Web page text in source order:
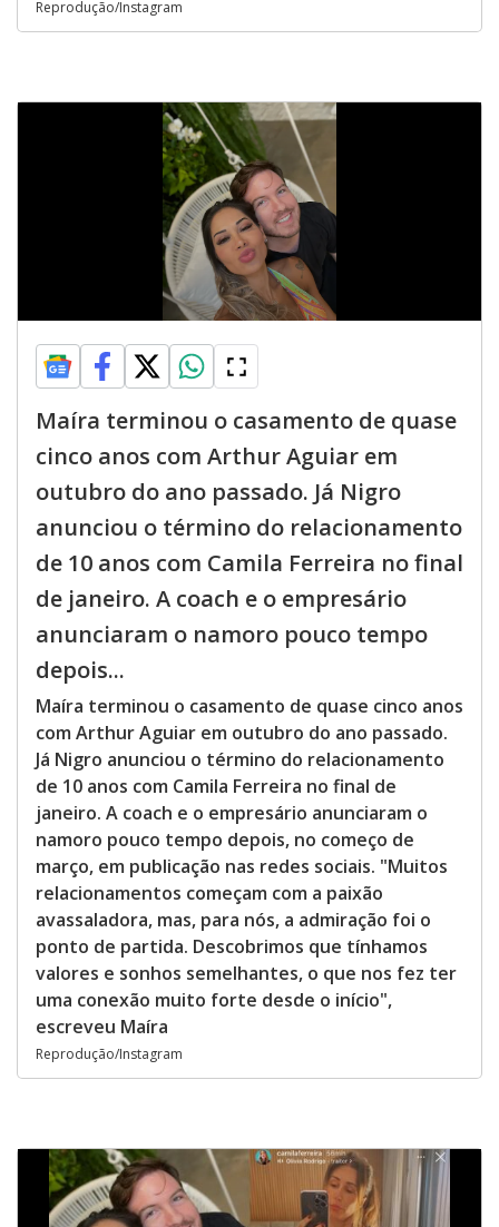
Reprodução/Instagram
Maíra terminou o casamento de quase
cinco anos com Arthur Aguiar em
outubro do ano passado. Já Nigro
anunciou o término do relacionamento
de 10 anos com Camila Ferreira no final
de janeiro. A coach e o empresário
anunciaram o namoro pouco tempo
depois...
Maíra terminou o casamento de quase cinco anos
com Arthur Aguiar em outubro do ano passado.
Já Nigro anunciou o término do relacionamento
de 10 anos com Camila Ferreira no final de
janeiro. A coach e o empresário anunciaram o
namoro pouco tempo depois, no começo de
março, em publicação nas redes sociais. "Muitos
relacionamentos começam com a paixão
avassaladora, mas, para nós, a admiração foi o
ponto de partida. Descobrimos que tínhamos
valores e sonhos semelhantes, o que nos fez ter
uma conexão muito forte desde o início",
escreveu Maíra
Reprodução/Instagram